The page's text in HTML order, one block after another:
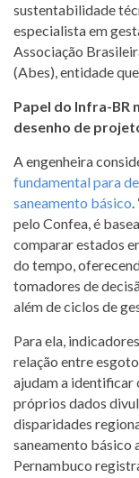
sustentabilidade
especialista em
Associação
(Abes), entidade
Papel do Infra-BR
desenho de
A engenheira
fundamental para
saneamento básico
pelo Confea, é
comparar estados
do tempo,
tomadores de
além de ciclos de
Para ela,
relação entre
ajudam a identificar
próprios dados
disparidades
saneamento básico
Pernambuco